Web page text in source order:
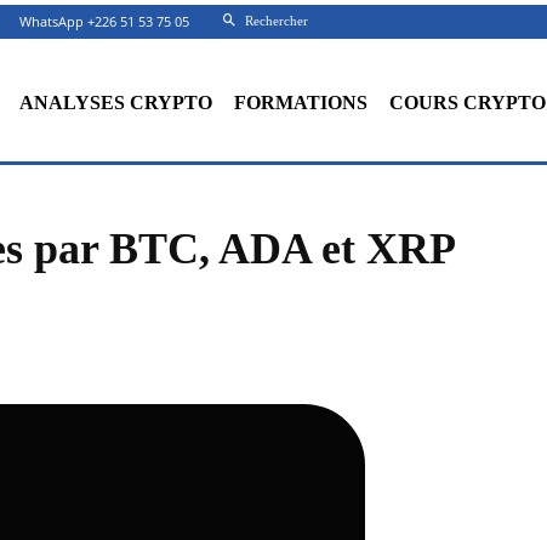
WhatsApp +226 51 53 75 05 Rechercher
ANALYSES CRYPTO FORMATIONS COURS CRYPTO
par BTC, ADA et XRP